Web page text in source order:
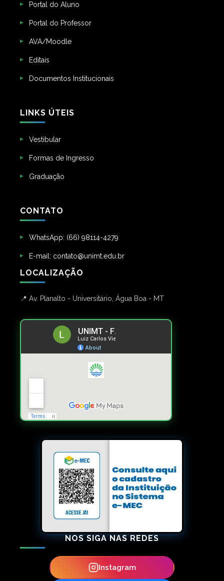
Portal do Aluno
Portal do Professor
AVA/Moodle
Editais
Documentos Institucionais
LINKS ÚTEIS
Vestibular
Formas de Ingresso
Graduação
CONTATO
WhatsApp: (66) 98114-4279
E-mail: contato@unimt.edu.br
LOCALIZAÇÃO
Av. Planalto - Universitário, Água Boa - MT
NOS SIGA NAS REDES
Instagram